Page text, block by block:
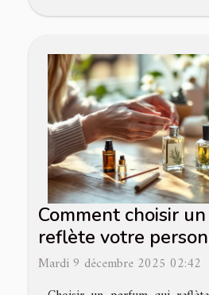
Comment choisir
reflète votre
Mardi 9 décembre 2025 02:42